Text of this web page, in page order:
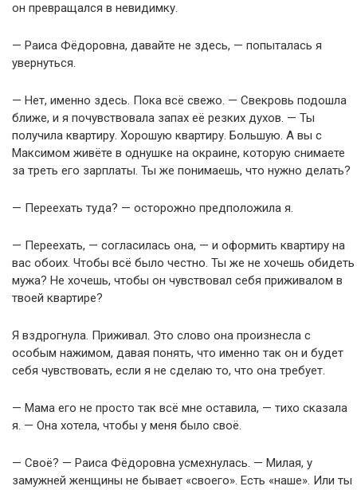
он превращался в невидимку.
— Раиса Фёдоровна, давайте не здесь, — попыталась я
увернуться.
— Нет, именно здесь. Пока всё свежо. — Свекровь подошла
ближе, и я почувствовала запах её резких духов. — Ты
получила квартиру. Хорошую квартиру. Большую. А вы с
Максимом живёте в однушке на окраине, которую снимаете
за треть его зарплаты. Ты же понимаешь, что нужно делать?
— Переехать туда? — осторожно предположила я.
— Переехать, — согласилась она, — и оформить квартиру на
вас обоих. Чтобы всё было честно. Ты же не хочешь обидеть
мужа? Не хочешь, чтобы он чувствовал себя приживалом в
твоей квартире?
Я вздрогнула. Приживал. Это слово она произнесла с
особым нажимом, давая понять, что именно так он и будет
себя чувствовать, если я не сделаю то, что она требует.
— Мама его не просто так всё мне оставила, — тихо сказала
я. — Она хотела, чтобы у меня было своё.
— Своё? — Раиса Фёдоровна усмехнулась. — Милая, у
замужней женщины не бывает «своего». Есть «наше». Или ты